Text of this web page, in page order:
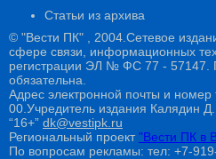
Статьи из архива
© "Вести ПК" , 2004.Сетевое
сфере связи, информационных
регистрации ЭЛ № ФС 77 - 57147.
обязательна.
Адрес электронной почты и
00.Учредитель издания Калядин
“16+” dk@vestipk.ru
Региональный проект"Вести ПК в
По вопросам рекламы: тел: +7-